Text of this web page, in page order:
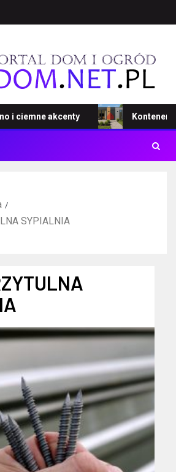
akcenty Kontener –
SYPIALNIA